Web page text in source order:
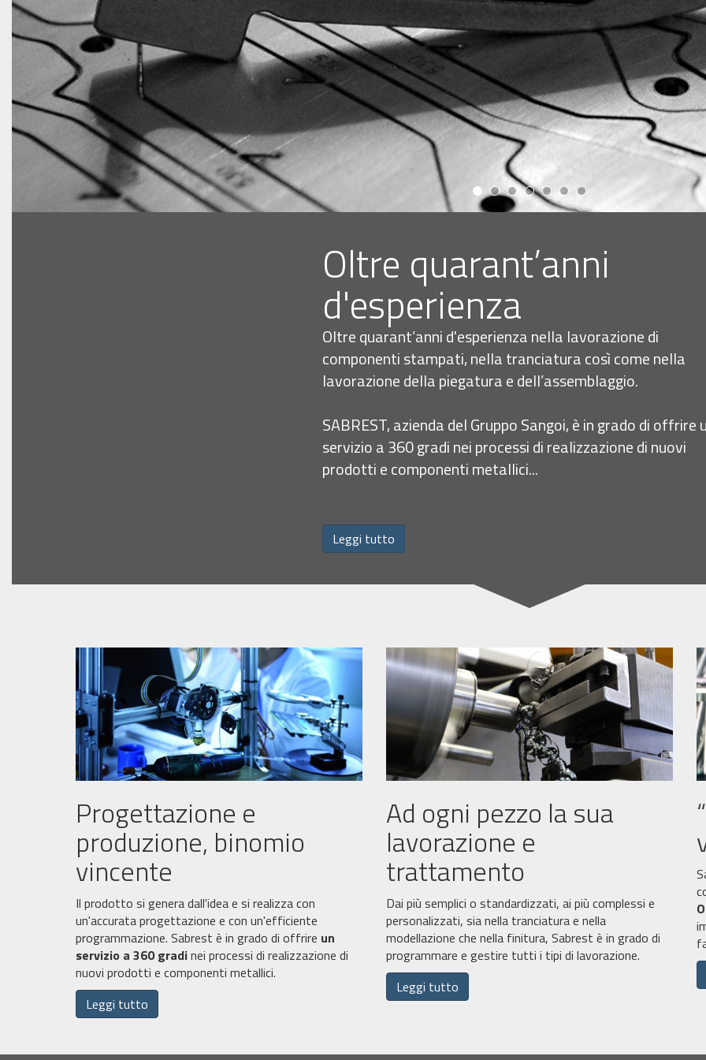
Oltre quarant’anni
d'esperienza
Oltre quarant’anni d'esperienza nella lavorazione di
componenti stampati, nella tranciatura così come nella
lavorazione della piegatura e dell’assemblaggio.
SABREST, azienda del Gruppo Sangoi, è in grado di offrire
servizio a 360 gradi nei processi di realizzazione di nuovi
prodotti e componenti metallici...
Leggi tutto
Progettazione e
produzione, binomio
vincente
Il prodotto si genera dall'idea e si realizza con
un'accurata progettazione e con un'efficiente
programmazione. Sabrest è in grado di offrire un
servizio a 360 gradinei processi di realizzazione di
nuovi prodotti e componenti metallici.
Leggi tutto
Ad ogni pezzo la sua
lavorazione e
trattamento
Dai più semplici o standardizzati, ai più complessi e
personalizzati, sia nella tranciatura e nella
modellazione che nella finitura, Sabrest è in grado di
programmare e gestire tutti i tipi di lavorazione.
Leggi tutto